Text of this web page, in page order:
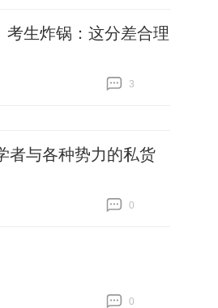
考生炸锅：这分差合理
3
者与各种势力的私货
0
0